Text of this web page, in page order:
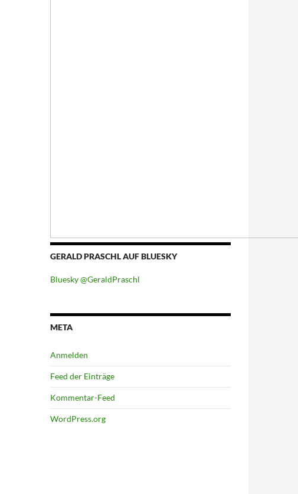
GERALD PRASCHL AUF BLUESKY
Bluesky @GeraldPraschl
META
Anmelden
Feed der Einträge
Kommentar-Feed
WordPress.org